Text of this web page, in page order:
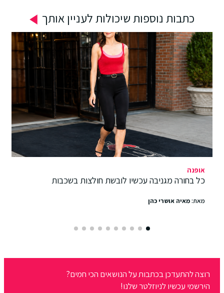
כתבות נוספות שיכולות לעניין אותך
אופנה
כל בחורה מגניבה עכשיו לובשת חולצות בשכבות
מאת:מאיה אושרי כהן
רוצה להתעדכן בכתבות על הנושאים הכי חמים?
הירשמי עכשיו לניוזלטר שלנו!